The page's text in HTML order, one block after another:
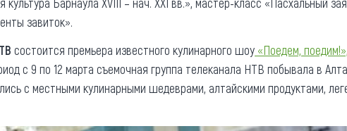
завиток».
состоится премьера известного кулинарного шоу «Поедем, поедим!»,
с 9 по 12 марта съемочная группа телеканала НТВ побывала в
с местными кулинарными шедеврами, алтайскими продуктами,